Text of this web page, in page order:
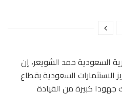
السعودية حمد الشويعر، إن
الاستثمارات السعودية بقطاع
جهودا كبيرة من القيادة